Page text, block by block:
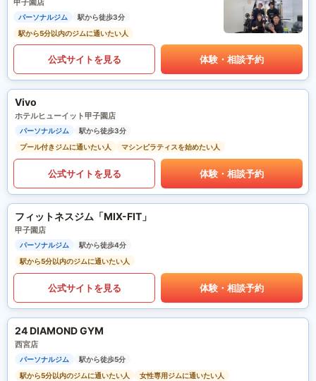
甲子園店
パーソナルジム
駅から徒歩3分
駅から5分以内のジムに通いたい人
公式サイトを見る 体験・相談予約
Vivo
ホテルヒューイット甲子園店
パーソナルジム
駅から徒歩3分
プール付きジムに通いたい人
マシンピラティスを始めたい人
公式サイトを見る 体験・相談予約
フィットネスジム「MIX-FIT」
甲子園店
パーソナルジム
駅から徒歩4分
駅から5分以内のジムに通いたい人
公式サイトを見る 体験・相談予約
24 DIAMOND GYM
西宮店
パーソナルジム
駅から徒歩5分
駅から5分以内のジムに通いたい人
女性専用ジムに通いたい人